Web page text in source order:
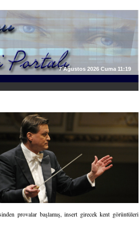
7 Ağustos 2026 Cuma 11:19
provalar başlamış, insert girecek kent görüntüleri